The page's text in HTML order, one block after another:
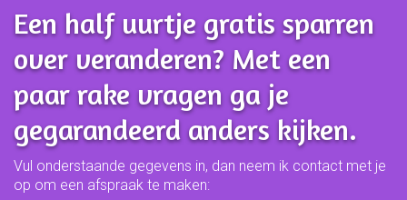
Een half uurtje gratis sparren
over veranderen? Met een
paar rake vragen ga je
gegarandeerd anders kijken.
Vul onderstaande gegevens in, dan neem ik contact met je
op om een afspraak te maken: